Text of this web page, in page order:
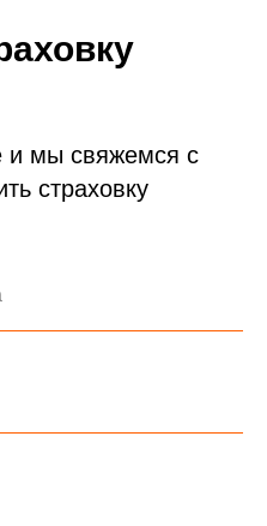
и мы свяжемся с
страховку